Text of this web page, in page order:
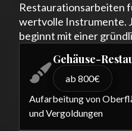
Restaurationsarbeiten
wertvolle Instrumente.
beginnt mit einer
Gehäuse-
ab 800€
Aufarbeitung von
und Vergoldungen